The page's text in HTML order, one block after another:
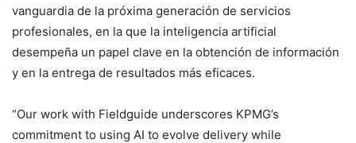
vanguardia de la próxima generación de servicios
profesionales, en la que la inteligencia artificial
desempeña un papel clave en la obtención de información
y en la entrega de resultados más eficaces.
“Our work with Fieldguide underscores KPMG’s
commitment to using AI to evolve delivery while